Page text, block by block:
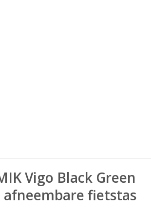
Vigo Black Green
afneembare fietstas